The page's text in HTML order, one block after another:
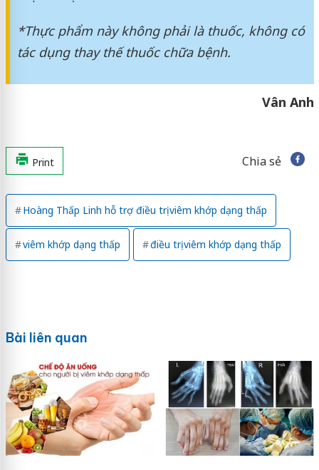
*Thực phẩm này không phải là thuốc, không có
tác dụng thay thế thuốc chữa bệnh.
Vân Anh
Print Chia sẻ
Hoàng Thấp Linh hỗ trợ điều trị viêm khớp dạng thấp
viêm khớp dạng thấp điều trị viêm khớp dạng thấp
Bài liên quan